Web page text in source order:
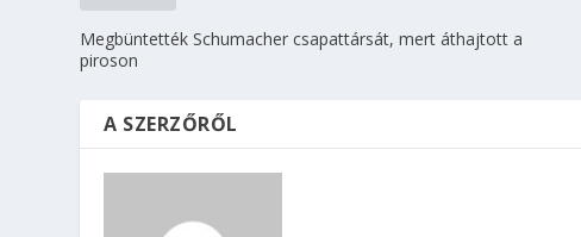
Megbüntették Schumacher csapattársát, mert áthajtott a
piroson
A SZERZŐRŐL